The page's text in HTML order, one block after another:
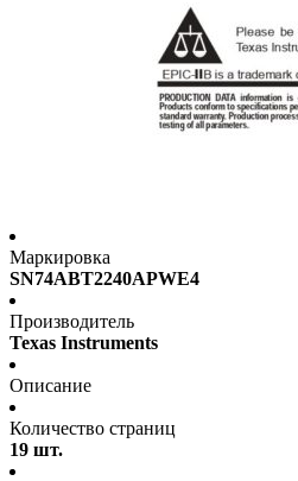
Маркировка
SN74ABT2240APWE4
Производитель
Texas Instruments
Описание
Количество страниц
19 шт.